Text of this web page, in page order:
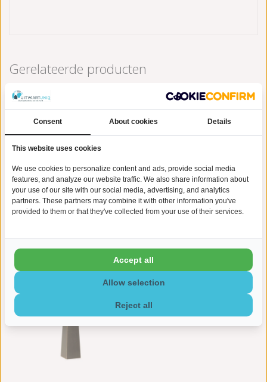
Gerelateerde producten
Messing
€167,95 €167,95
Consent About cookies Details
This website uses cookies
We use cookies to personalize content and ads, provide social media
features, and analyze our website traffic. We also share information about
your use of our site with our social media, advertising, and analytics
partners. These partners may combine it with other information you've
provided to them or that they've collected from your use of their services.
Reject all
Allow selection
Accept all